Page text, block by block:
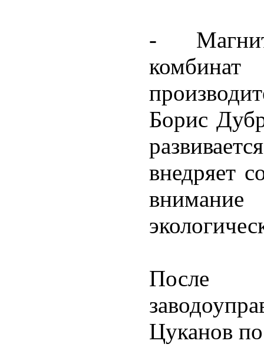
-
Борис
внедряет
После
Цуканов